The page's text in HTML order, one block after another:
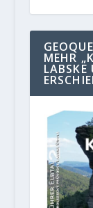
MEHR
LABSKE